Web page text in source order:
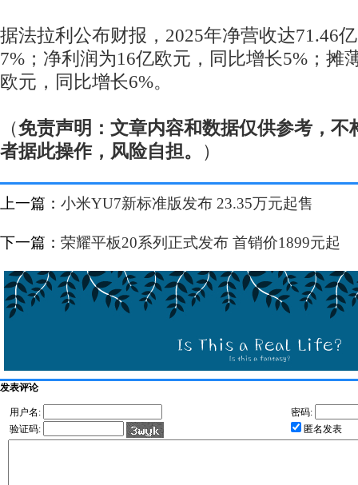
据法拉利公布财报，2025年净营收达71.46
7%；净利润为16亿欧元，同比增长5%；摊
欧元，同比增长6%。
（免责声明：文章内容和数据仅供参考，不
者据此操作，风险自担。
）
上一篇： 小米YU7新标准版发布 23.35万元起售
下一篇： 荣耀平板20系列正式发布 首销价1899元起
发表评论
用户名:
密码:
验证码:
匿名发表